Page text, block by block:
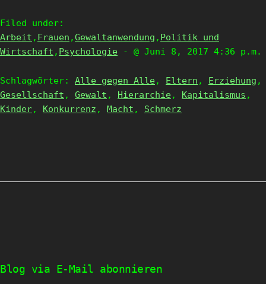
Filed under:
Arbeit , Frauen ,Gewaltanwendung , Politik und
Wirtschaft , Psychologie - @ Juni 8, 2017 4:36 p.m.
Schlagwörter: Alle gegen Alle, Eltern , Erziehung ,
Gesellschaft , Gewalt , Hierarchie, Kapitalismus ,
Kinder, Konkurrenz , Macht , Schmerz
Blog via E-Mail abonnieren